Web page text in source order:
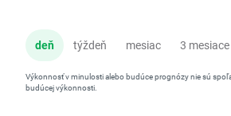
deň týždeň mesiac 3 mesiace
Výkonnosť v minulosti alebo budúce prognózy nie sú
budúcej výkonnosti.